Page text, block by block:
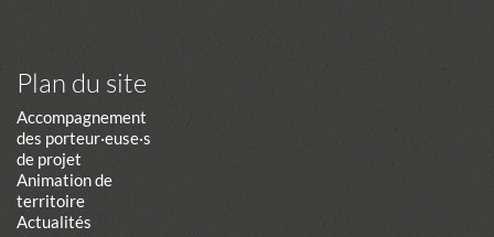
Plan du site
Accompagnement
des porteur·euse·s
de projet
Animation de
territoire
Actualités